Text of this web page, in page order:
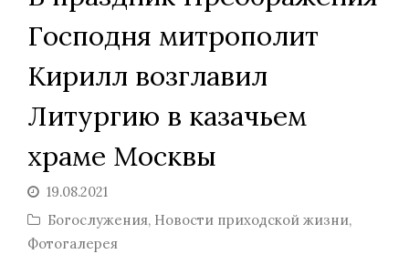
Господня митрополит
Кирилл возглавил
Литургию в казачьем
храме Москвы
19.08.2021
Богослужения, Новости приходской жизни,
Фотогалерея